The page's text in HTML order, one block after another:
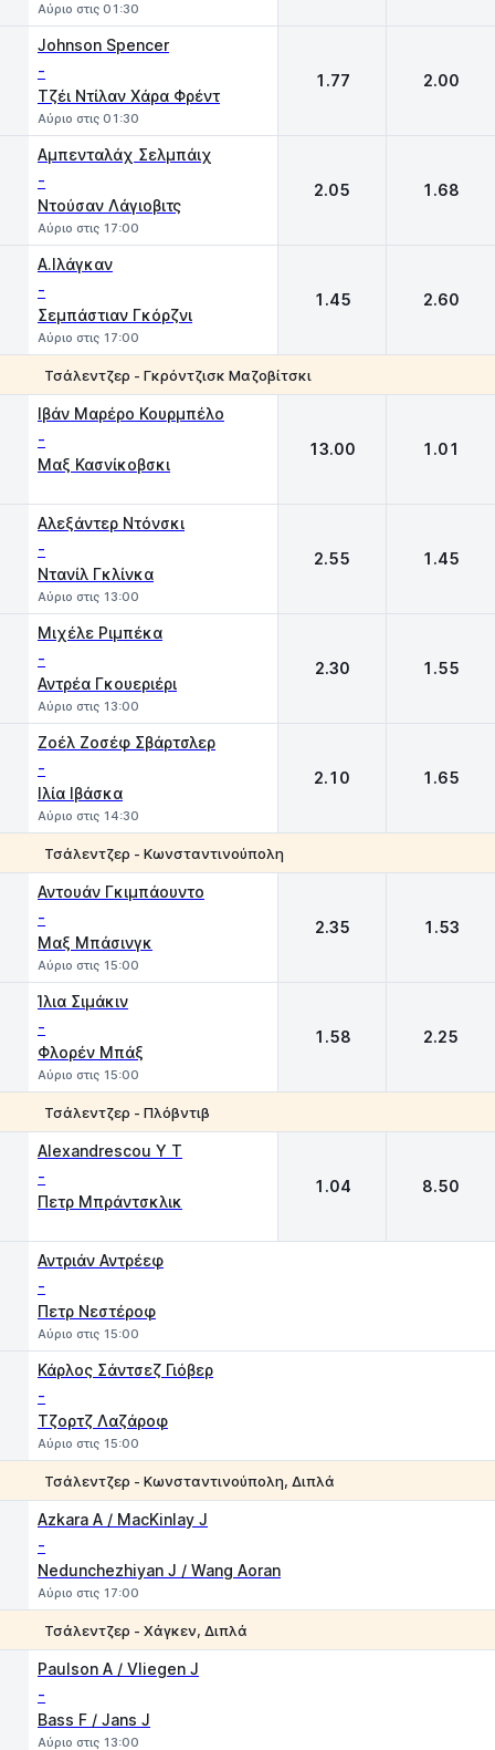
Αύριο στις 01:30
Johnson Spencer
-
Τζέι Ντίλαν Χάρα Φρέντ
Αύριο στις 01:30
1.77 2.00
Αμπενταλάχ Σελμπάιχ
-
Ντούσαν Λάγιοβιτς
Αύριο στις 17:00
2.05 1.68
Α.Ιλάγκαν
-
Σεμπάστιαν Γκόρζνι
Αύριο στις 17:00
1.45 2.60
Τσάλεντζερ - Γκρόντζισκ Μαζοβίτσκι
Ιβάν Μαρέρο Κουρμπέλο
-
Μαξ Κασνίκοβσκι
13.00 1.01
Αλεξάντερ Ντόνσκι
-
Ντανίλ Γκλίνκα
Αύριο στις 13:00
2.55 1.45
Μιχέλε Ριμπέκα
-
Αντρέα Γκουεριέρι
Αύριο στις 13:00
2.30 1.55
Ζοέλ Ζοσέφ Σβάρτσλερ
-
Ιλία Ιβάσκα
Αύριο στις 14:30
2.10 1.65
Τσάλεντζερ - Κωνσταντινούπολη
Αντουάν Γκιμπάουντο
-
Μαξ Μπάσινγκ
Αύριο στις 15:00
2.35 1.53
Ίλια Σιμάκιν
-
Φλορέν Μπάξ
Αύριο στις 15:00
1.58 2.25
Τσάλεντζερ - Πλόβντιβ
Alexandrescou Y T
-
Πετρ Μπράντσκλικ
1.04 8.50
Αντριάν Αντρέεφ
-
Πετρ Νεστέροφ
Αύριο στις 15:00
Κάρλος Σάντσεζ Γιόβερ
-
Τζορτζ Λαζάροφ
Αύριο στις 15:00
Τσάλεντζερ - Κωνσταντινούπολη, Διπλά
Azkara A / MacKinlay J
-
Nedunchezhiyan J / Wang Aoran
Αύριο στις 17:00
Τσάλεντζερ - Χάγκεν, Διπλά
Paulson A / Vliegen J
-
Bass F / Jans J
Αύριο στις 13:00